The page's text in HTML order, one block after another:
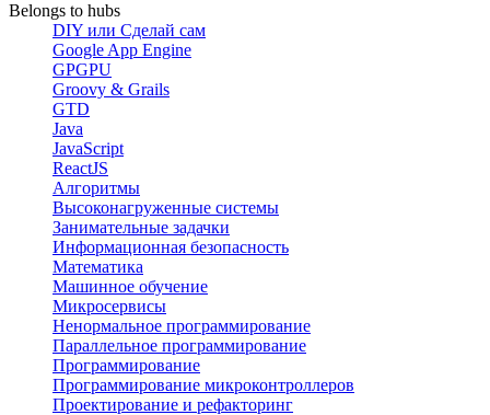
Belongs to hubs
DIY или Сделай сам
Google App Engine
GPGPU
Groovy & Grails
GTD
Java
JavaScript
ReactJS
Алгоритмы
Высоконагруженные системы
Занимательные задачки
Информационная безопасность
Математика
Машинное обучение
Микросервисы
Ненормальное программирование
Параллельное программирование
Программирование
Программирование микроконтроллеров
Проектирование и рефакторинг